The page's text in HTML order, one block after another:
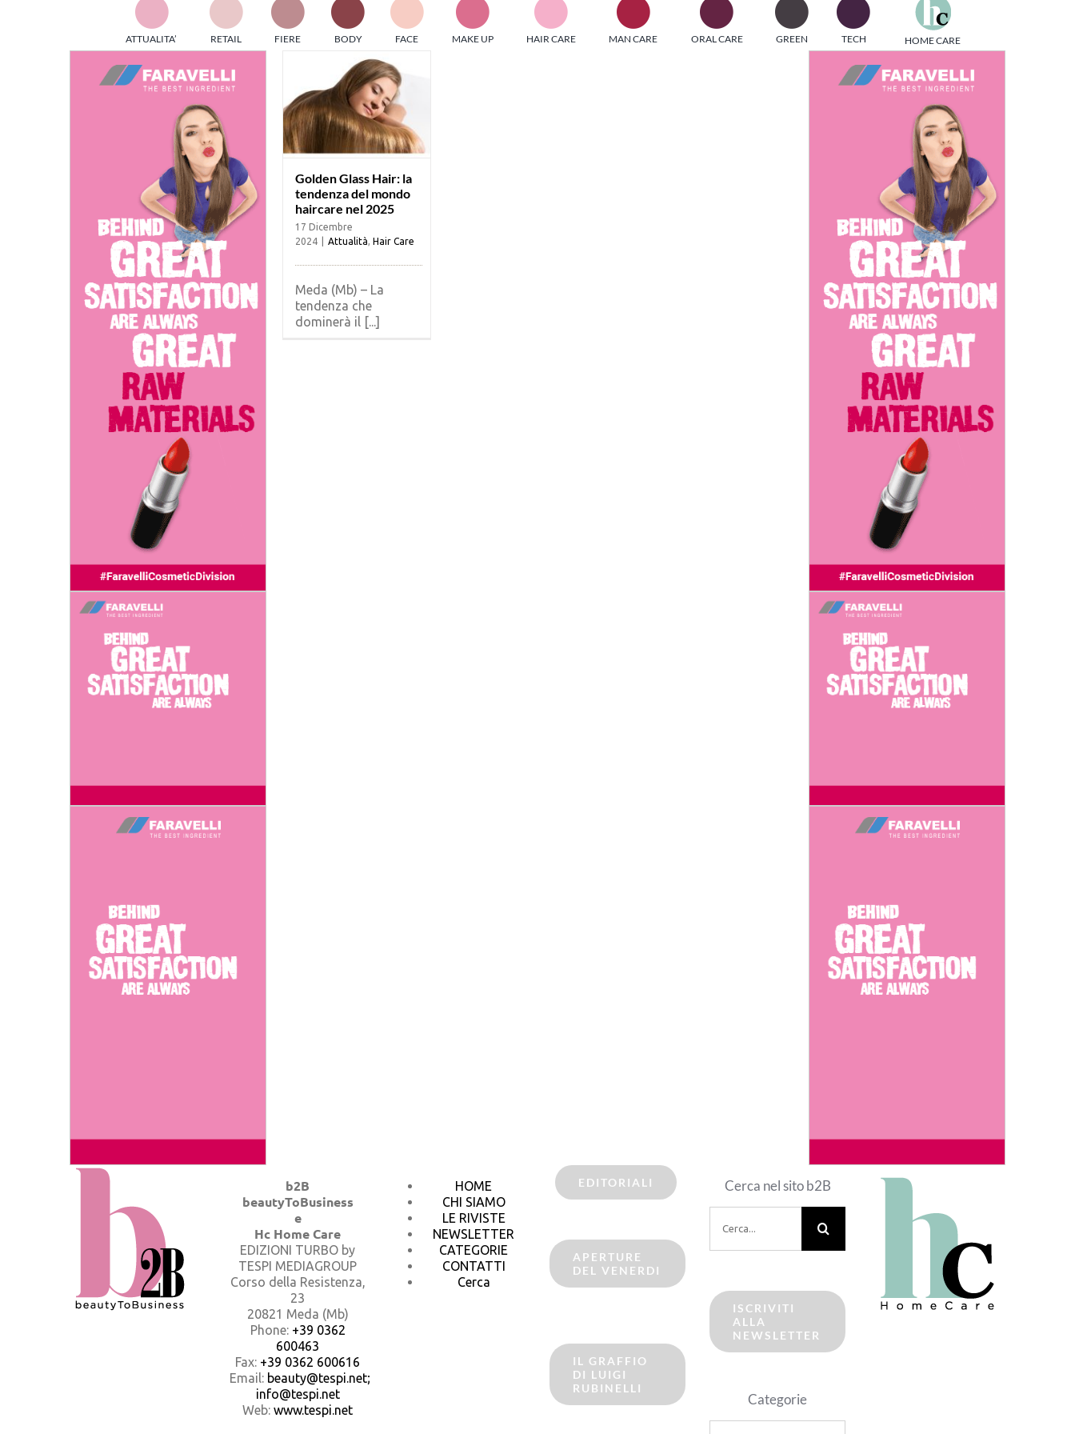
TESPI MEDIAGROUP racchiude un pool di società di comunicazione
particolare, attraverso numerose riviste verticali, fornisce strumenti di
informazione che coinvolgono gli attori nei settori beauty, food,
technology, entertainment e sport.
Stay tuned!
ATTUALITA’ RETAIL FIERE BODY FACE MAKE UP HAIR CARE MAN CARE ORAL CARE GREEN TECH HOME CARE
Golden Glass Hair:
la tendenza del
mondo haircare nel
2025
Golden Glass Hair: la
tendenza del mondo
haircare nel 2025
17 Dicembre
2024
Attualità Hair Care
Meda (Mb) – La
tendenza che
dominerà il [...]
b2B
beautyToBusiness
e
Hc Home Care
EDIZIONI TURBO by
TESPI MEDIAGROUP
Corso della Resistenza,
23
20821 Meda (Mb)
Phone: +39 0362
600463
Fax: +39 0362 600616
Email: beauty@tespi.net;
info@tespi.net
Web: www.tespi.net
HOME
CHI SIAMO
LE RIVISTE
NEWSLETTER
CATEGORIE
CONTATTI
Cerca
EDITORIALI
APERTURE
DEL VENERDI
IL GRAFFIO
DI LUIGI
RUBINELLI
Cerca nel sito b2B
per:
ISCRIVITI
ALLA
NEWSLETTER
Categorie